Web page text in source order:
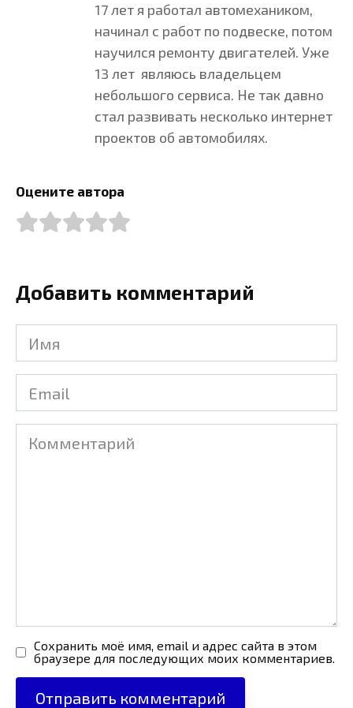
17 лет я работал автомехаником,
начинал с работ по подвеске, потом
научился ремонту двигателей. Уже
13 лет являюсь владельцем
небольшого сервиса. Не так давно
стал развивать несколько интернет
проектов об автомобилях.
Оцените автора
Добавить комментарий
Сохранить моё имя, email и адрес сайта в этом
браузере для последующих моих комментариев.